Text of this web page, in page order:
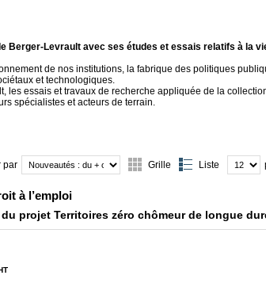
Berger-Levrault avec ses études et essais relatifs à la
de nos institutions, la fabrique des politiques
et technologiques.
les essais et travaux de recherche appliquée de la
spécialistes et acteurs de terrain.
Grille Liste
par
à l’emploi
projet Territoires zéro chômeur de longue